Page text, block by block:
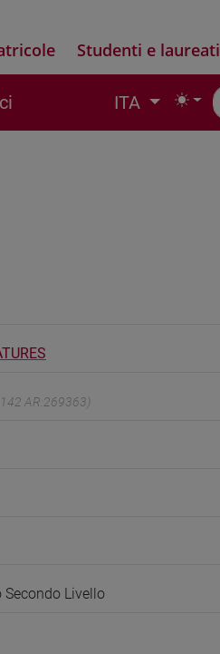
Studenti e laureati
ITA
AR:269363)
Secondo Livello